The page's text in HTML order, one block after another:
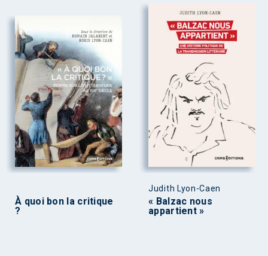
À quoi bon la critique
?
Judith Lyon-Caen
« Balzac nous
appartient »